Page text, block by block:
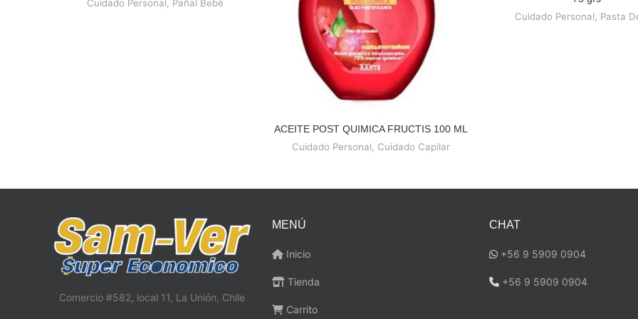
Cuidado Personal
Pañal Bebé
READ MORE
ACEITE POST QUIMICA FRUCTIS 100 ML
Cuidado Personal, Cuidado Capilar
Cuidado Personal
Pasta
Comercio #582, local 11, La Unión, Chile
MENÚ
Inicio
Tienda
Carrito
CHAT
+56 9 5909 0904
+56 9 5909 0904